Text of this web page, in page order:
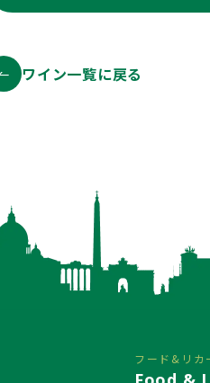
ワイン一覧に戻る
フード&リカ